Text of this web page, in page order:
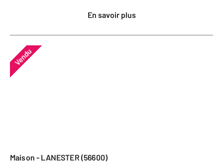
En savoir plus
Vendu
Maison - LANESTER (56600)